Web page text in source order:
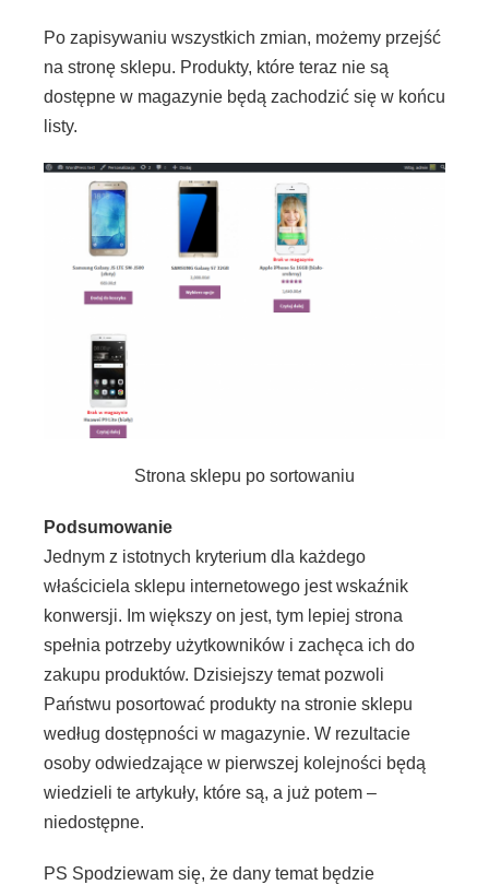
Po zapisywaniu wszystkich zmian, możemy przejść
na stronę sklepu. Produkty, które teraz nie są
dostępne w magazynie będą zachodzić się w końcu
listy.
Strona sklepu po sortowaniu
Podsumowanie
Jednym z istotnych kryterium dla każdego
właściciela sklepu internetowego jest wskaźnik
konwersji. Im większy on jest, tym lepiej strona
spełnia potrzeby użytkowników i zachęca ich do
zakupu produktów. Dzisiejszy temat pozwoli
Państwu posortować produkty na stronie sklepu
według dostępności w magazynie. W rezultacie
osoby odwiedzające w pierwszej kolejności będą
wiedzieli te artykuły, które są, a już potem –
niedostępne.
PS Spodziewam się, że dany temat będzie